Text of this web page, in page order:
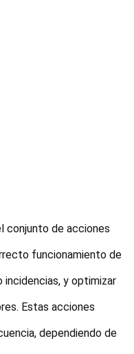
conjunto de acciones
funcionamiento de
incidencias, y optimizar
Estas acciones
dependiendo de